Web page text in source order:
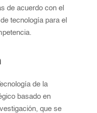
de acuerdo con el
tecnología para el
de la
basado en
que se